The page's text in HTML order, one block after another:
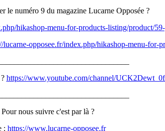
le numéro 9 du magazine Lucarne Opposée ?
hikashop-menu-for-products-listing/product/
lucarne-opposee.fr/index.php/hikashop-menu-for-
https://www.youtube.com/channel/
Pour nous suivre c'est par là ?
: https://www.lucarne-opposee.fr